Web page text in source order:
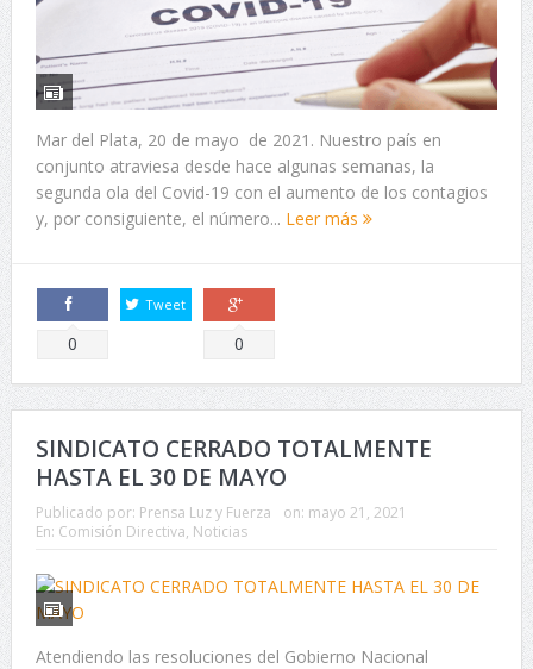
Mar del Plata, 20 de mayo de 2021. Nuestro país en
conjunto atraviesa desde hace algunas semanas, la
segunda ola del Covid-19 con el aumento de los contagios
y, por consiguiente, el número... Leer más
Comparte
0
Tweet
Comparte
0
SINDICATO CERRADO TOTALMENTE
HASTA EL 30 DE MAYO
Publicado por: Prensa Luz y Fuerza on: mayo 21, 2021
En: Comisión Directiva, Noticias
Atendiendo las resoluciones del Gobierno Nacional